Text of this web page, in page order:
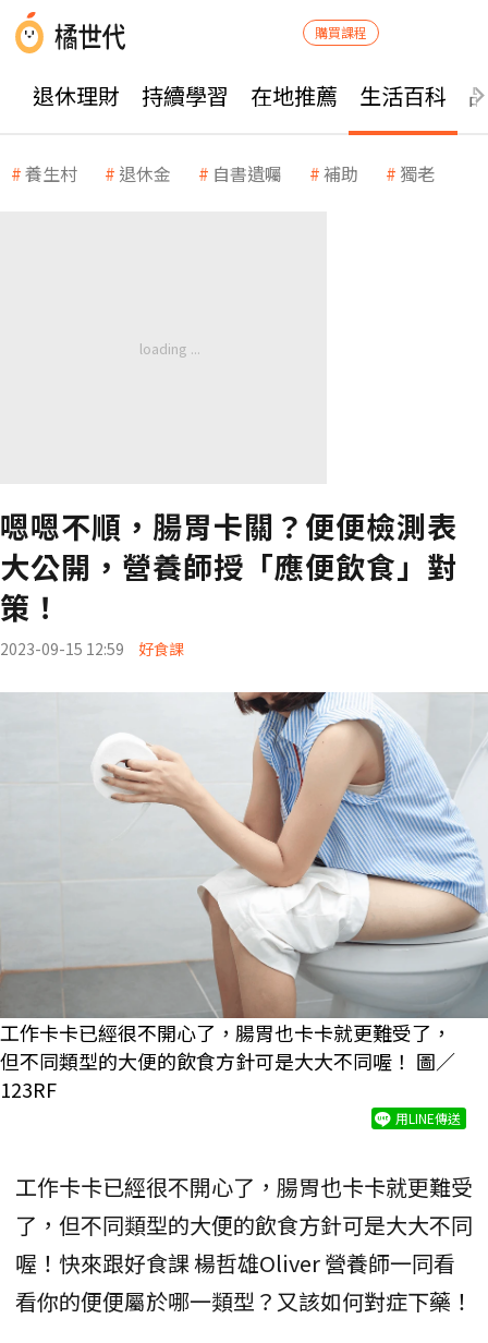
購買課程
退休理財 持續學習 在地推薦 生活百科
養生村 退休金 自書遺囑 補助 獨老
嗯嗯不順，腸胃卡關？便便檢測表
大公開，營養師授「應便飲食」對
策！
2023-09-15 12:59 好食課
工作卡卡已經很不開心了，腸胃也卡卡就更難受了，
但不同類型的大便的飲食方針可是大大不同喔！ 圖／
123RF
用LINE傳送
工作卡卡已經很不開心了，腸胃也卡卡就更難受
了，但不同類型的大便的飲食方針可是大大不同
喔！快來跟好食課 楊哲雄Oliver 營養師一同看
看你的便便屬於哪一類型？又該如何對症下藥！